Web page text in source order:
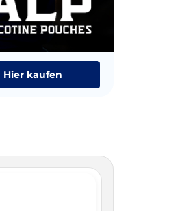
Hier kaufen